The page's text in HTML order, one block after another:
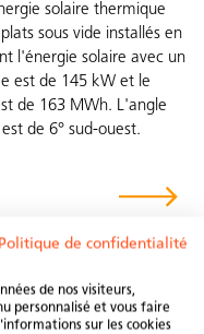
solaire thermique
sous vide installés en
l'énergie solaire avec un
est de 145 kW et le
de 163 MWh. L'angle
de 6° sud-ouest.
Politique de confidentialité
de nos visiteurs,
personnalisé et vous faire
sur les cookies